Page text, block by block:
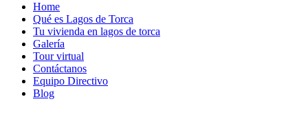
Home
Qué es Lagos de Torca
Tu vivienda en lagos de torca
Galería
Tour virtual
Contáctanos
Equipo Directivo
Blog